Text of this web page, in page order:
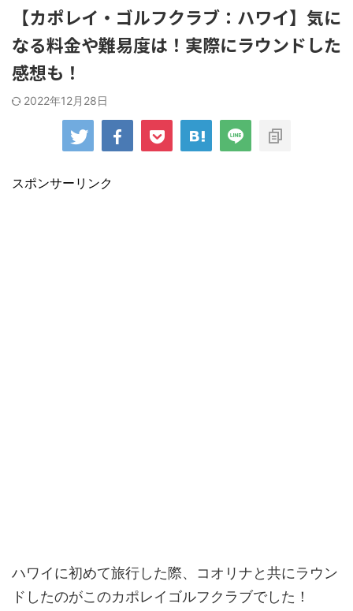
【カポレイ・ゴルフクラブ：ハワイ】気に
なる料金や難易度は！実際にラウンドした
感想も！
2022年12月28日
スポンサーリンク
ハワイに初めて旅行した際、コオリナと共にラウン
ドしたのがこのカポレイゴルフクラブでした！